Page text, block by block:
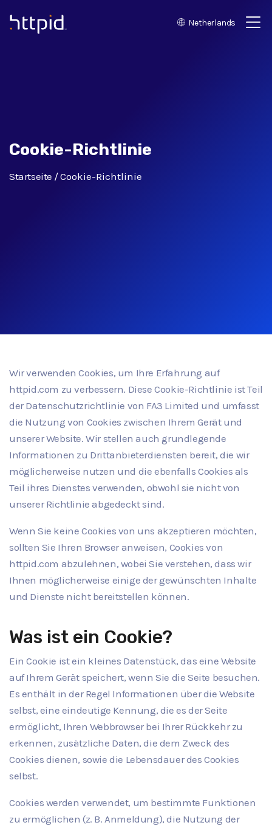
™
Netherlands
Cookie-Richtlinie
Startseite Cookie-Richtlinie
Wir verwenden Cookies, um Ihre Erfahrung auf
httpid.com zu verbessern. Diese Cookie-Richtlinie ist Teil
der Datenschutzrichtlinie von FA3 Limited und umfasst
die Nutzung von Cookies zwischen Ihrem Gerät und
unserer Website. Wir stellen auch grundlegende
Informationen zu Drittanbieterdiensten bereit, die wir
möglicherweise nutzen und die ebenfalls Cookies als
Teil ihres Dienstes verwenden, obwohl sie nicht von
unserer Richtlinie abgedeckt sind.
Wenn Sie keine Cookies von uns akzeptieren möchten,
sollten Sie Ihren Browser anweisen, Cookies von
httpid.com abzulehnen, wobei Sie verstehen, dass wir
Ihnen möglicherweise einige der gewünschten Inhalte
und Dienste nicht bereitstellen können.
Was ist ein Cookie?
Ein Cookie ist ein kleines Datenstück, das eine Website
auf Ihrem Gerät speichert, wenn Sie die Seite besuchen.
Es enthält in der Regel Informationen über die Website
selbst, eine eindeutige Kennung, die es der Seite
ermöglicht, Ihren Webbrowser bei Ihrer Rückkehr zu
erkennen, zusätzliche Daten, die dem Zweck des
Cookies dienen, sowie die Lebensdauer des Cookies
selbst.
Cookies werden verwendet, um bestimmte Funktionen
zu ermöglichen (z. B. Anmeldung), die Nutzung der